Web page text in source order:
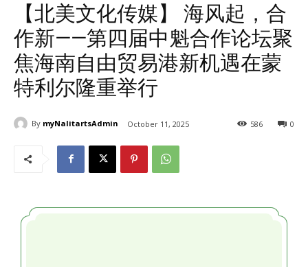
【北美文化传媒】 海风起，合
作新——第四届中魁合作论坛聚
焦海南自由贸易港新机遇在蒙
特利尔隆重举行
By myNalitartsAdmin October 11, 2025 0
586